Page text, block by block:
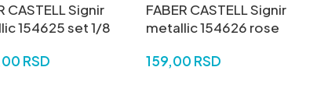
CASTELL Signir
154625 set 1/8
RSD
FABER CASTELL Signir
metallic 154626 rose
159,00 RSD